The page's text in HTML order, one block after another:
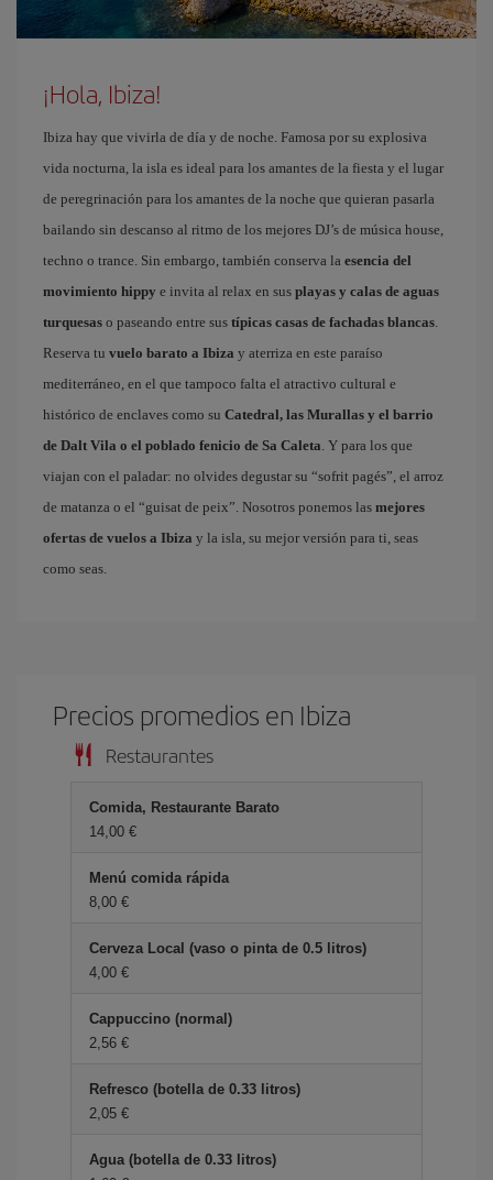
¡Hola, Ibiza!
Ibiza hay que vivirla de día y de noche. Famosa por su explosiva
vida nocturna, la isla es ideal para los amantes de la fiesta y el lugar
de peregrinación para los amantes de la noche que quieran pasarla
bailando sin descanso al ritmo de los mejores DJ’s de música house,
techno o trance. Sin embargo, también conserva la esencia del
movimiento hippy e invita al relax en sus playas y calas de aguas
turquesas o paseando entre sus típicas casas de fachadas blancas.
Reserva tu vuelo barato a Ibiza y aterriza en este paraíso
mediterráneo, en el que tampoco falta el atractivo cultural e
histórico de enclaves como su Catedral, las Murallas y el barrio
de Dalt Vila o el poblado fenicio de Sa Caleta. Y para los que
viajan con el paladar: no olvides degustar su “sofrit pagés”, el arroz
de matanza o el “guisat de peix”. Nosotros ponemos las mejores
ofertas de vuelos a Ibiza y la isla, su mejor versión para ti, seas
como seas.
Precios promedios en Ibiza
Restaurantes
Comida, Restaurante Barato
14,00 €
Menú comida rápida
8,00 €
Cerveza Local (vaso o pinta de 0.5 litros)
4,00 €
Cappuccino (normal)
2,56 €
Refresco (botella de 0.33 litros)
2,05 €
Agua (botella de 0.33 litros)